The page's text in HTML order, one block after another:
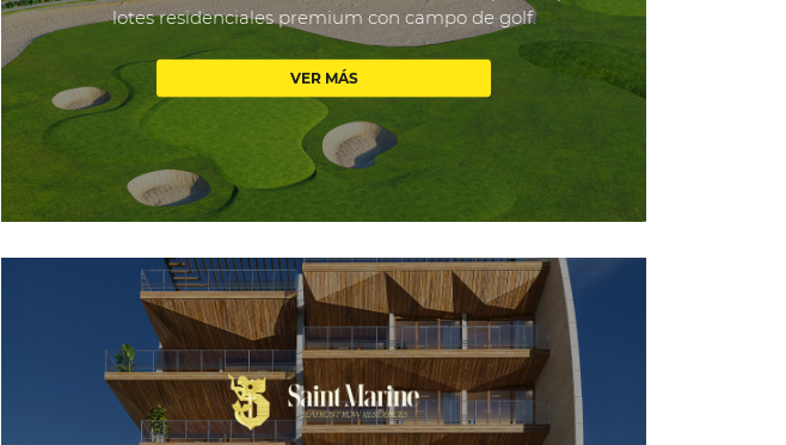
lotes residenciales premium con campo de golf.
VER MÁS